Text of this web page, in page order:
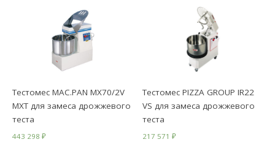
Тестомес MAC.PAN MX70/2V
MXT для замеса дрожжевого
теста
443 298₽
Тестомес PIZZA GROUP IR22
VS для замеса дрожжевого
теста
217 571₽